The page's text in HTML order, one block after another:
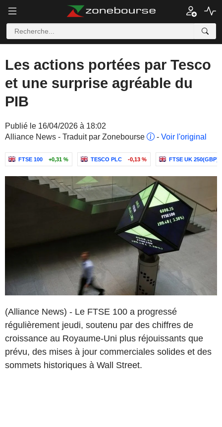
Les actions portées par Tesco
et une surprise agréable du
PIB
Publié le 16/04/2026 à 18:02
Alliance News - Traduit par Zonebourse
- Voir l'original
FTSE 100 +0,31 % TESCO PLC -0,13 % FTSE UK 250(GBP)
(Alliance News) - Le FTSE 100 a progressé
régulièrement jeudi, soutenu par des chiffres de
croissance au Royaume-Uni plus réjouissants que
prévu, des mises à jour commerciales solides et des
sommets historiques à Wall Street.